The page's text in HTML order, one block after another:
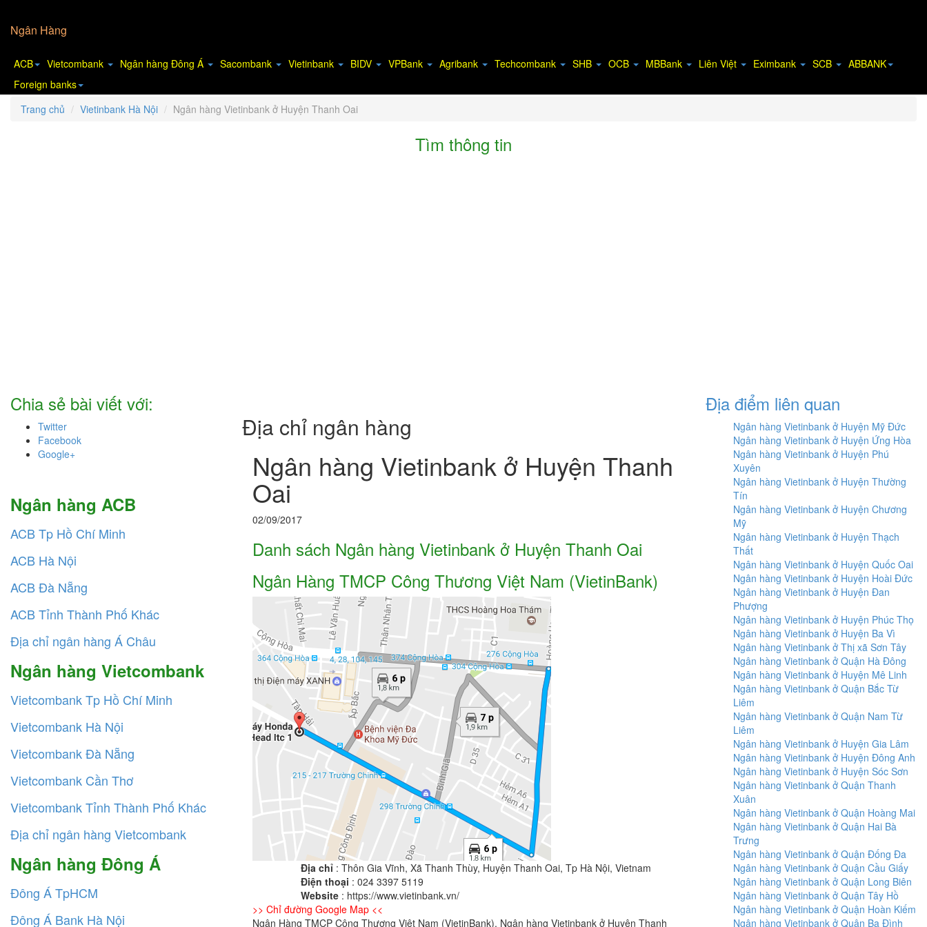
Ngân Hàng
ACB Vietcombank Ngân hàng Đông Á Sacombank Vietinbank BIDV VPBank Agribank Techcombank SHB OCB MBBank Liên Việt Eximbank SCB
ABBANK
Foreign banks
Trang chủ
Vietinbank Hà Nội Ngân hàng Vietinbank ở Huyện Thanh Oai
Tìm thông tin
Chia sẻ bài viết với:
Twitter
Facebook
Google+
Ngân hàng ACB
ACB Tp Hồ Chí Minh
ACB Hà Nội
ACB Đà Nẵng
ACB Tỉnh Thành Phố Khác
Địa chỉ ngân hàng Á Châu
Ngân hàng Vietcombank
Vietcombank Tp Hồ Chí Minh
Vietcombank Hà Nội
Vietcombank Đà Nẵng
Vietcombank Cần Thơ
Vietcombank Tỉnh Thành Phố Khác
Địa chỉ ngân hàng Vietcombank
Ngân hàng Đông Á
Đông Á TpHCM
Đông Á Bank Hà Nội
Địa chỉ ngân hàng
Ngân hàng Vietinbank ở Huyện Thanh
Oai
02/09/2017
Danh sách Ngân hàng Vietinbank ở Huyện Thanh Oai
Ngân Hàng TMCP Công Thương Việt Nam (VietinBank)
Địa chỉ : Thôn Gia Vĩnh, Xã Thanh Thùy, Huyện Thanh Oai, Tp Hà Nội, Vietnam
Điện thoại : 024 3397 5119
Website : https://www.vietinbank.vn/
>> Chỉ đường Google Map <<
Ngân Hàng TMCP Công Thương Việt Nam (VietinBank), Ngân hàng Vietinbank ở Huyện Thanh
Địa điểm liên quan
Ngân hàng Vietinbank ở Huyện Mỹ Đức
Ngân hàng Vietinbank ở Huyện Ứng Hòa
Ngân hàng Vietinbank ở Huyện Phú
Xuyên
Ngân hàng Vietinbank ở Huyện Thường
Tín
Ngân hàng Vietinbank ở Huyện Chương
Mỹ
Ngân hàng Vietinbank ở Huyện Thạch
Thất
Ngân hàng Vietinbank ở Huyện Quốc Oai
Ngân hàng Vietinbank ở Huyện Hoài Đức
Ngân hàng Vietinbank ở Huyện Đan
Phượng
Ngân hàng Vietinbank ở Huyện Phúc Thọ
Ngân hàng Vietinbank ở Huyện Ba Vì
Ngân hàng Vietinbank ở Thị xã Sơn Tây
Ngân hàng Vietinbank ở Quận Hà Đông
Ngân hàng Vietinbank ở Huyện Mê Linh
Ngân hàng Vietinbank ở Quận Bắc Từ
Liêm
Ngân hàng Vietinbank ở Quận Nam Từ
Liêm
Ngân hàng Vietinbank ở Huyện Gia Lâm
Ngân hàng Vietinbank ở Huyện Đông Anh
Ngân hàng Vietinbank ở Huyện Sóc Sơn
Ngân hàng Vietinbank ở Quận Thanh
Xuân
Ngân hàng Vietinbank ở Quận Hoàng Mai
Ngân hàng Vietinbank ở Quận Hai Bà
Trưng
Ngân hàng Vietinbank ở Quận Đống Đa
Ngân hàng Vietinbank ở Quận Cầu Giấy
Ngân hàng Vietinbank ở Quận Long Biên
Ngân hàng Vietinbank ở Quận Tây Hồ
Ngân hàng Vietinbank ở Quận Hoàn Kiếm
Ngân hàng Vietinbank ở Quận Ba Đình